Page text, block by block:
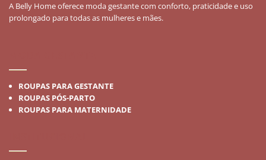
A Belly Home oferece moda gestante com conforto, praticidade e uso
prolongado para todas as mulheres e mães.
ROUPAS PARA GESTANTE
ROUPAS PÓS-PARTO
ROUPAS PARA MATERNIDADE